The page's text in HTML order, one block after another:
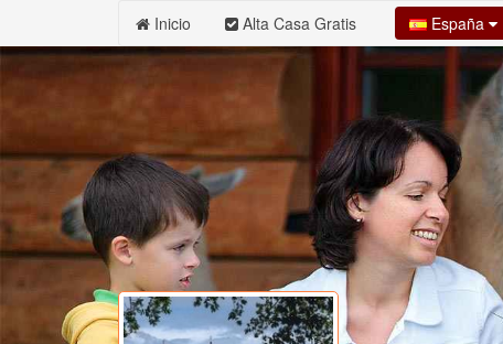
Inicio Alta Casa Gratis España